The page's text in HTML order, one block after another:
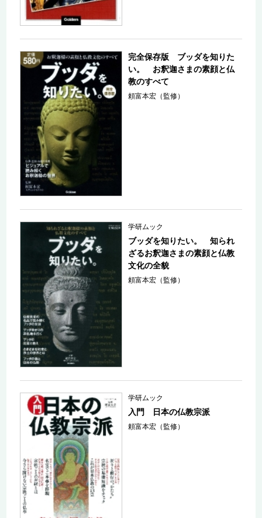
完全保存版 ブッダを知りた
い。 お釈迦さまの素顔と仏
教のすべて
頼富本宏（監修）
学研ムック
ブッダを知りたい。 知られ
ざるお釈迦さまの素顔と仏教
文化の全貌
頼富本宏（監修）
学研ムック
入門 日本の仏教宗派
頼富本宏（監修）